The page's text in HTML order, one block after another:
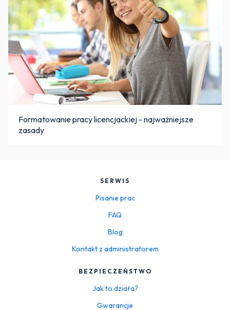
Formatowanie pracy licencjackiej - najważniejsze
zasady
SERWIS
Pisanie prac
FAQ
Blog
Kontakt z administratorem
BEZPIECZEŃSTWO
Jak to działa?
Gwarancje